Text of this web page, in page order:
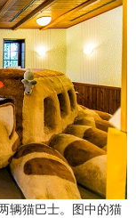
辆猫巴士。图中的猫